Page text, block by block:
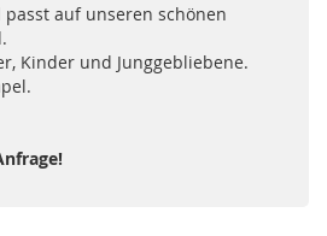
passt auf unseren schönen
Kinder und Junggebliebene.